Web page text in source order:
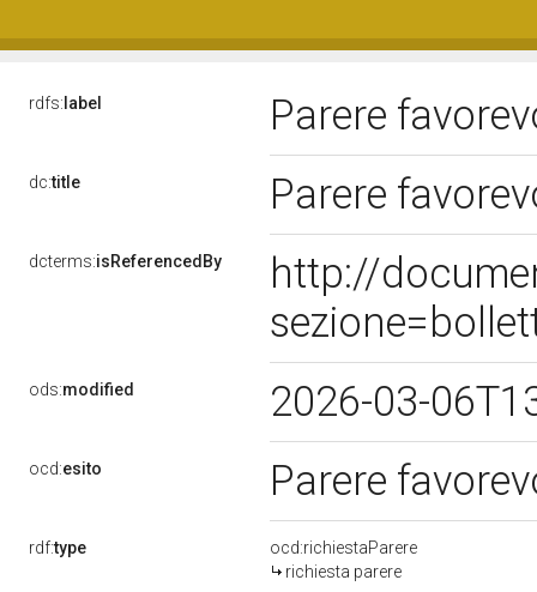
rdfs: label Parere
dc:title Parere
dcterms:isReferencedBy
http://
ods:modified 2026-03-
ocd:esito Parere
rdf:type
ocd:richiestaParere
richiesta parere